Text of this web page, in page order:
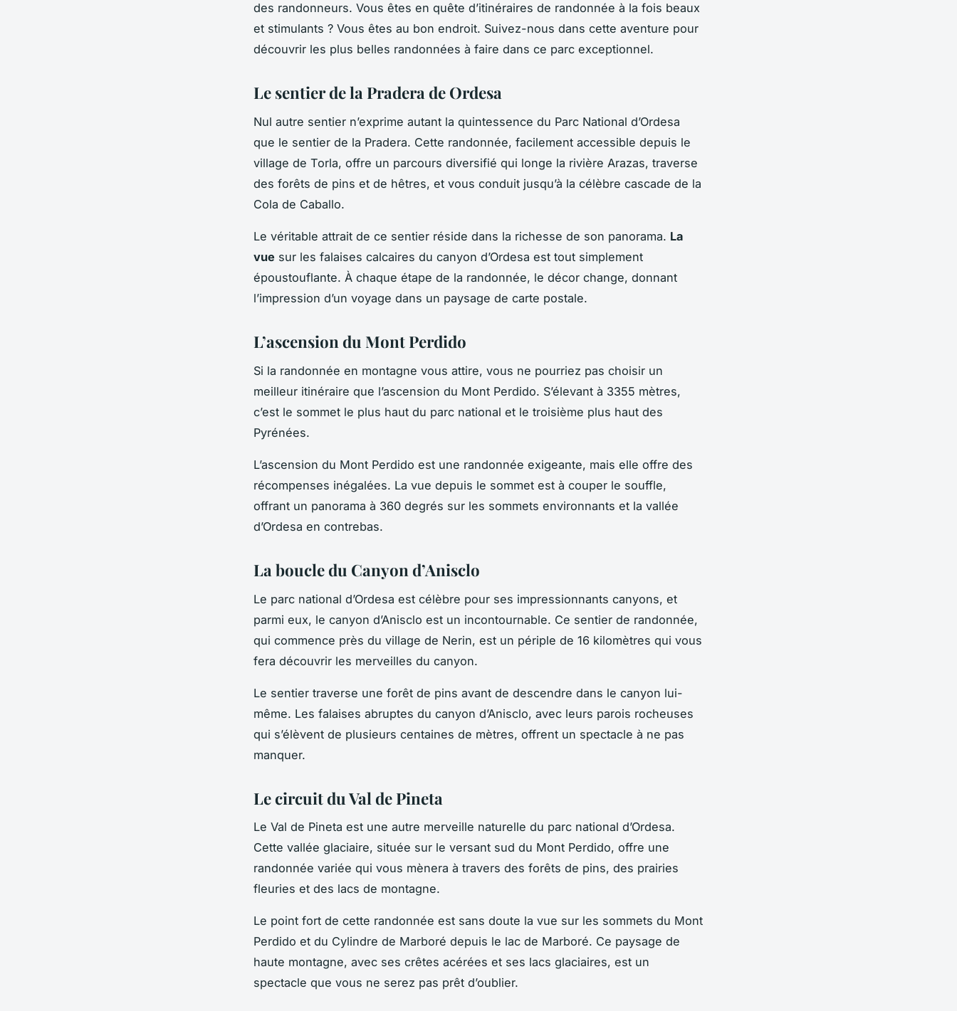
des randonneurs. Vous êtes en quête d’itinéraires de randonnée à la fois beaux
et stimulants ? Vous êtes au bon endroit. Suivez-nous dans cette aventure pour
découvrir les plus belles randonnées à faire dans ce parc exceptionnel.
Le sentier de la Pradera de Ordesa
Nul autre sentier n’exprime autant la quintessence du Parc National d’Ordesa
que le sentier de la Pradera. Cette randonnée, facilement accessible depuis le
village de Torla, offre un parcours diversifié qui longe la rivière Arazas, traverse
des forêts de pins et de hêtres, et vous conduit jusqu’à la célèbre cascade de la
Cola de Caballo.
Le véritable attrait de ce sentier réside dans la richesse de son panorama. La
vue sur les falaises calcaires du canyon d’Ordesa est tout simplement
époustouflante. À chaque étape de la randonnée, le décor change, donnant
l’impression d’un voyage dans un paysage de carte postale.
L’ascension du Mont Perdido
Si la randonnée en montagne vous attire, vous ne pourriez pas choisir un
meilleur itinéraire que l’ascension du Mont Perdido. S’élevant à 3355 mètres,
c’est le sommet le plus haut du parc national et le troisième plus haut des
Pyrénées.
L’ascension du Mont Perdido est une randonnée exigeante, mais elle offre des
récompenses inégalées. La vue depuis le sommet est à couper le souffle,
offrant un panorama à 360 degrés sur les sommets environnants et la vallée
d’Ordesa en contrebas.
La boucle du Canyon d’Anisclo
Le parc national d’Ordesa est célèbre pour ses impressionnants canyons, et
parmi eux, le canyon d’Anisclo est un incontournable. Ce sentier de randonnée,
qui commence près du village de Nerin, est un périple de 16 kilomètres qui vous
fera découvrir les merveilles du canyon.
Le sentier traverse une forêt de pins avant de descendre dans le canyon lui-
même. Les falaises abruptes du canyon d’Anisclo, avec leurs parois rocheuses
qui s’élèvent de plusieurs centaines de mètres, offrent un spectacle à ne pas
manquer.
Le circuit du Val de Pineta
Le Val de Pineta est une autre merveille naturelle du parc national d’Ordesa.
Cette vallée glaciaire, située sur le versant sud du Mont Perdido, offre une
randonnée variée qui vous mènera à travers des forêts de pins, des prairies
fleuries et des lacs de montagne.
Le point fort de cette randonnée est sans doute la vue sur les sommets du Mont
Perdido et du Cylindre de Marboré depuis le lac de Marboré. Ce paysage de
haute montagne, avec ses crêtes acérées et ses lacs glaciaires, est un
spectacle que vous ne serez pas prêt d’oublier.